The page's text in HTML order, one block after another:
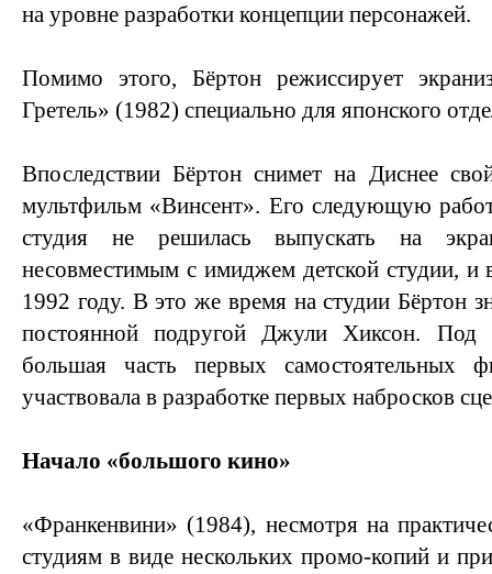
на уровне разработки концепции персонажей.
Помимо этого, Бёртон режиссирует
Гретель» (1982) специально для японского
Впоследствии Бёртон снимет на Диснее
мультфильм «Винсент». Его следующую
студия не решилась выпускать на
несовместимым с имиджем детской студии,
1992 году. В это же время на студии Бёртон
постоянной подругой Джули Хиксон. Под
большая часть первых самостоятельных
участвовала в разработке первых набросков
Начало «большого кино»
«Франкенвини» (1984), несмотря на
студиям в виде нескольких промо-копий и